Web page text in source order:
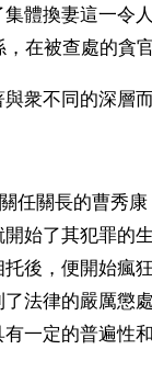
體換妻這一令
在被查處的貪
衆不同的深層
任關長的曹秀
始了其犯罪的
後，便開始瘋
法律的嚴厲懲
一定的普遍性和